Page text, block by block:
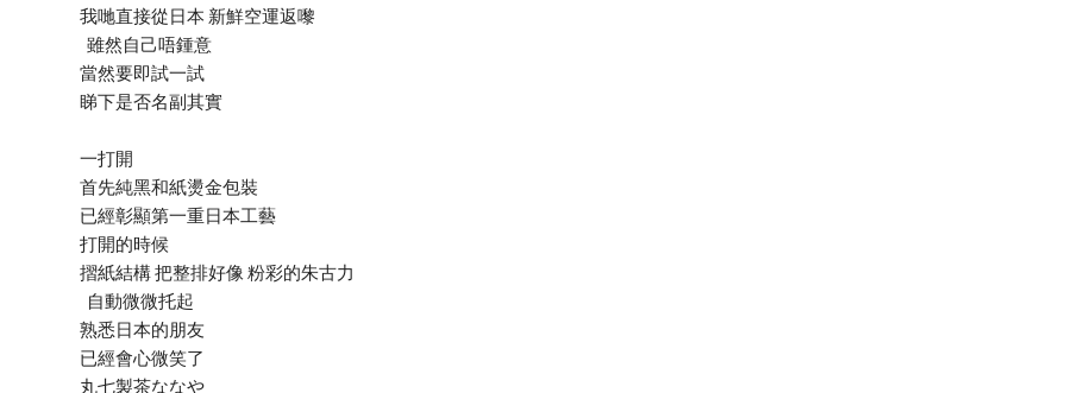
我哋直接從日本 新鮮空運返嚟
雖然自己唔鍾意
當然要即試一試
睇下是否名副其實
一打開
首先純黑和紙燙金包裝
已經彰顯第一重日本工藝
打開的時候
摺紙結構 把整排好像 粉彩的朱古力
自動微微托起
熟悉日本的朋友
已經會心微笑了
丸七製茶ななや